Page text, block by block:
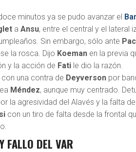
minutos ya se pudo avanzar el
aAnsu, entre el central y el lateral
Sin embargo, sólo ante
la rosca. Dijo Koeman en la previa
y la acción de Fati le dio la razón.
una contra de Deyverson por
Méndez, aunque muy centrado.
la agresividad del Alavés y la falta
con un tiro de falta desde la frontal
FALLO DEL VAR